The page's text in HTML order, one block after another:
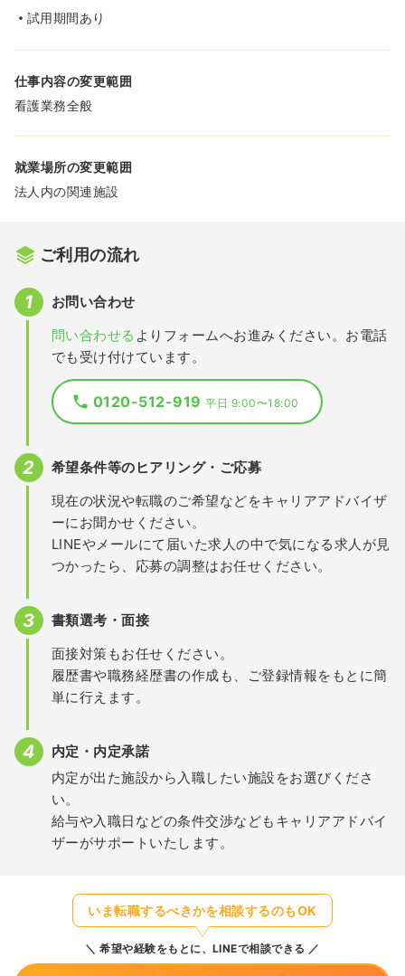
試用期間あり
仕事内容の変更範囲
看護業務全般
就業場所の変更範囲
法人内の関連施設
ご利用の流れ
お問い合わせ
問い合わせる よりフォームへお進みください。お電話
でも受け付けています。
0120-512-919平日 9:00〜18:00
希望条件等のヒアリング・ご応募
現在の状況や転職のご希望などをキャリアアドバイザ
ーにお聞かせください。
LINEやメールにて届いた求人の中で気になる求人が見
つかったら、応募の調整はお任せください。
書類選考・面接
面接対策もお任せください。
履歴書や職務経歴書の作成も、ご登録情報をもとに簡
単に行えます。
内定・内定承諾
内定が出た施設から入職したい施設をお選びくださ
い。
給与や入職日などの条件交渉などもキャリアアドバイ
ザーがサポートいたします。
いま転職するべきかを相談するのもOK
希望や経験をもとに、LINEで相談できる